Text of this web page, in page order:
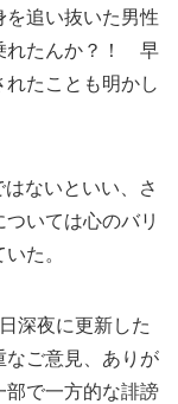
追い抜いた男性
れたんか？！ 早
たことも明かし
ないといい、さ
いては心のバリ
た。
深夜に更新した
なご意見、ありが
部で一方的な誹謗